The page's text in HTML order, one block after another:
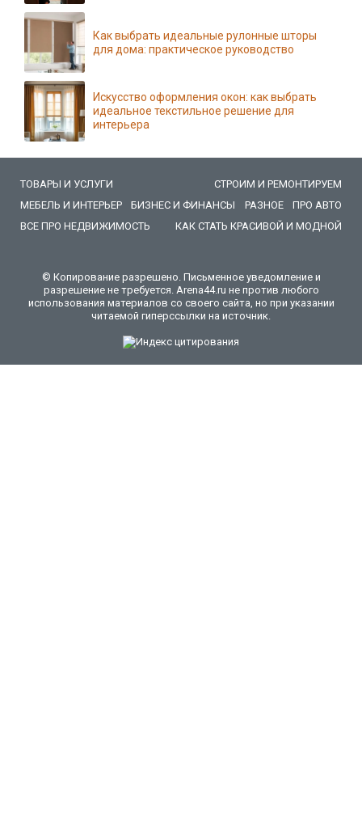
Как выбрать идеальные рулонные шторы
для дома: практическое руководство
Искусство оформления окон: как выбрать
идеальное текстильное решение для
интерьера
ТОВАРЫ И УСЛУГИ
СТРОИМ И РЕМОНТИРУЕМ
МЕБЕЛЬ И ИНТЕРЬЕР
БИЗНЕС И ФИНАНСЫ РАЗНОЕ
ПРО АВТО
ВСЕ ПРО НЕДВИЖИМОСТЬ
КАК СТАТЬ КРАСИВОЙ И МОДНОЙ
© Копирование разрешено. Письменное уведомление и
разрешение не требуется. Arena44.ru не против любого
использования материалов со своего сайта, но при указании
читаемой гиперссылки на источник.